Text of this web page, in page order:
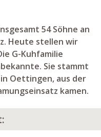
54 Söhne an
Heute stellen wir
G-Kuhfamilie
Sie stammt
Oettingen, aus der
kamen.